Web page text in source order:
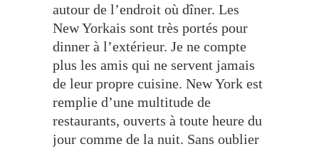
autour de l’endroit où dîner. Les
New Yorkais sont très portés pour
dinner à l’extérieur. Je ne compte
plus les amis qui ne servent jamais
de leur propre cuisine. New York est
remplie d’une multitude de
restaurants, ouverts à toute heure du
jour comme de la nuit. Sans oublier